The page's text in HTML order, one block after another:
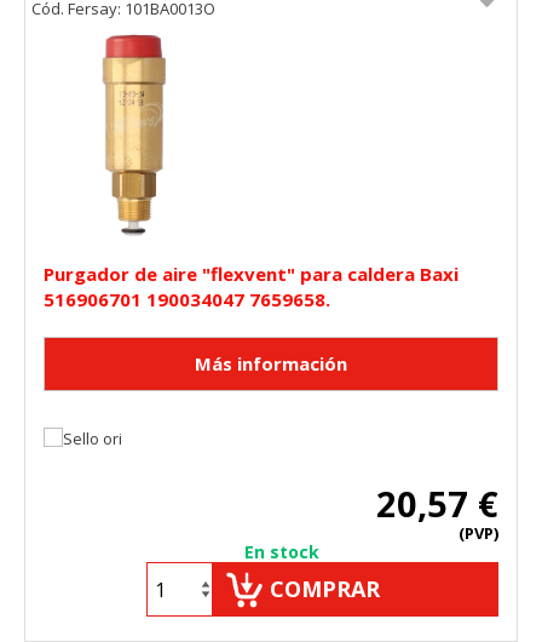
Purgador de aire "flexvent" para caldera Baxi
516906701 190034047 7659658.
20,57 €
(PVP)
En stock
COMPRAR
Cód. Fersay: 101BA0013O